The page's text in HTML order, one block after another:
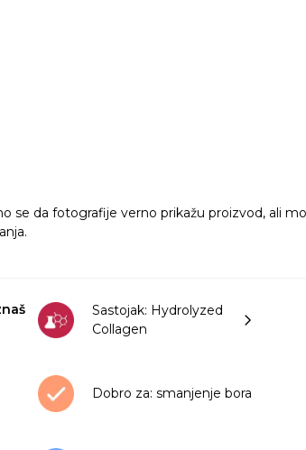
se da fotografije verno prikažu proizvod, ali
Sastojak: Hydrolyzed
Collagen
Dobro za: smanjenje bora